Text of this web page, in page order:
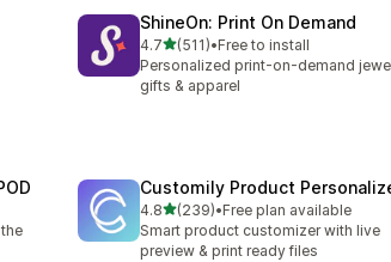
ShineOn: Print On Demand
4.75つ星中
(511)
合計レビュー数：511件
•Free to install
Personalized print-on-demand
gifts & apparel
Customily Product
4.85つ星中
(239)
合計レビュー数：239件
•Free plan available
Smart product customizer with live
preview & print ready files